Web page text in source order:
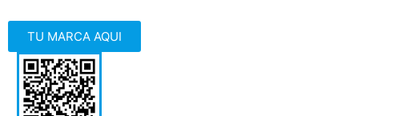
TU MARCA AQUI